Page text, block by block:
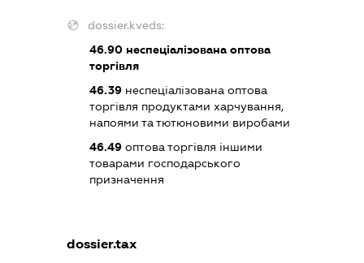
dossier.kveds:
46.90неспеціалізована оптова
торгівля
46.39неспеціалізована оптова
торгівля продуктами харчування,
напоями та тютюновими виробами
46.49оптова торгівля іншими
товарами господарського
призначення
dossier.tax